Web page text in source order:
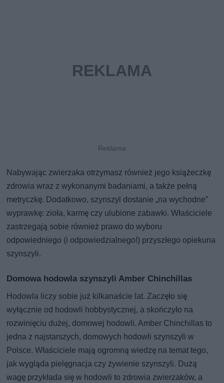
Nabywając zwierzaka otrzymasz również jego książeczkę
zdrowia wraz z wykonanymi badaniami, a także pełną
metryczkę. Dodatkowo, szynszyl dostanie „na wychodne”
wyprawkę: zioła, karmę czy ulubione zabawki. Właściciele
zastrzegają sobie również prawo do wyboru
odpowiedniego (i odpowiedzialnego!) przyszłego opiekuna
szynszyli.
Domowa hodowla szynszyli Amber Chinchillas
Hodowla liczy sobie już kilkanaście lat. Zaczęło się
wyłącznie od hodowli hobbystycznej, a skończyło na
rozwinięciu dużej, domowej hodowli. Amber Chinchillas to
jedna z najstarszych, domowych hodowli szynszyli w
Polsce. Właściciele mają ogromną wiedzę na temat tego,
jak wygląda pielęgnacja czy żywienie szynszyli. Dużą
wagę przykłada się w hodowli to zdrowia zwierzaków, a